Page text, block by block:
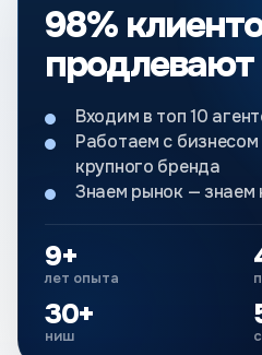
98%
продлевают
Входим в топ 10
Работаем с
крупного бренда
Знаем рынок — знаем
9+
лет опыта
30+
ниш